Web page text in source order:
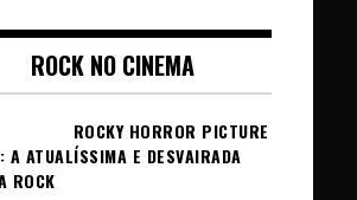
ROCK NO CINEMA
ROCKY HORROR PICTURE
A ATUALÍSSIMA E DESVAIRADA
ROCK